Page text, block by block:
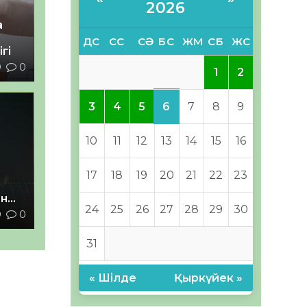
0
0
2026
ДС СС СӘ БС ЖМ СБ ЖС
1 2
3 4 5 6 7 8 9
10 11 12 13 14 15 16
17 18 19 20 21 22 23
24 25 26 27 28 29 30
31
« Шілде Қыркүйек »